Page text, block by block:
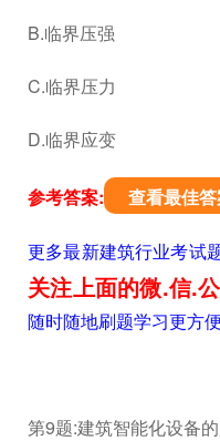
B.临界压强
C.临界压力
D.临界应变
参考答案: 查看最佳
更多最新建筑行业考试
关注上面的微.信.
随时随地刷题学习更方
第9题:建筑智能化设备